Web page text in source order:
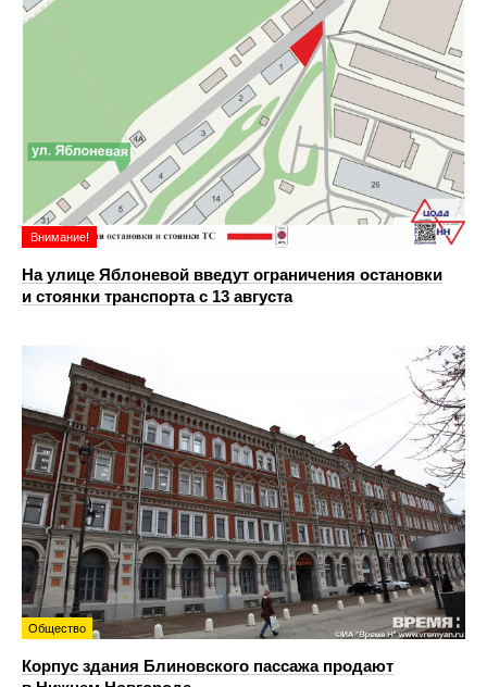
Внимание!
На улице Яблоневой введут ограничения остановки
и стоянки транспорта с 13 августа
Общество
Корпус здания Блиновского пассажа продают